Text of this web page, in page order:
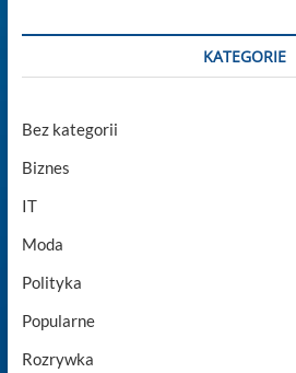
KATEGORIE
Bez kategorii
Biznes
IT
Moda
Polityka
Popularne
Rozrywka